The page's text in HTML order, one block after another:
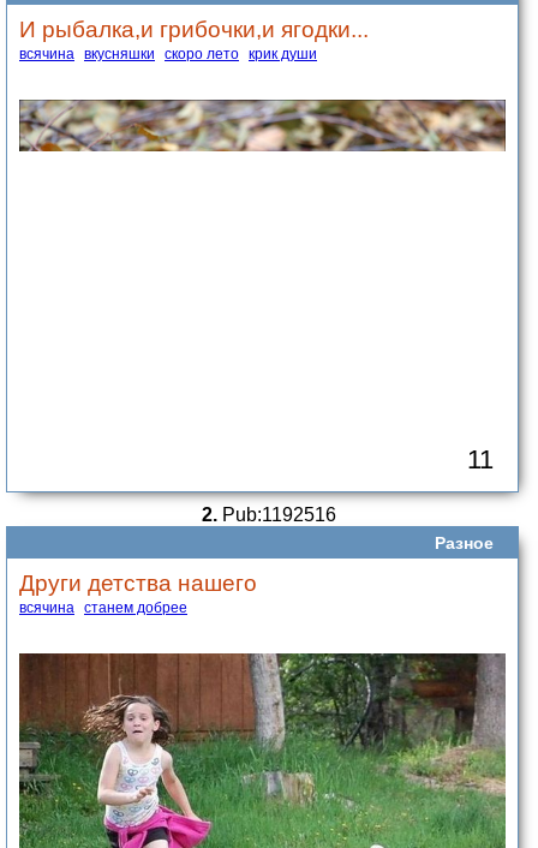
И рыбалка,и грибочки,и ягодки...
всячина вкусняшки скоро лето крик души
11
2. Pub:1192516
Разное
Други детства нашего
всячина станем добрее